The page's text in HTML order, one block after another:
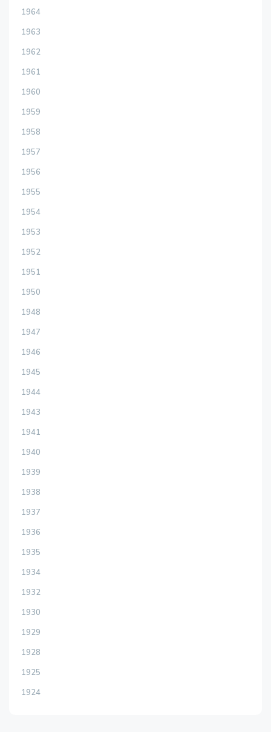
1964
1963
1962
1961
1960
1959
1958
1957
1956
1955
1954
1953
1952
1951
1950
1948
1947
1946
1945
1944
1943
1941
1940
1939
1938
1937
1936
1935
1934
1932
1930
1929
1928
1925
1924